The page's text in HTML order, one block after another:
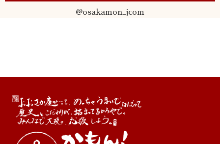
@osakamon_jcom